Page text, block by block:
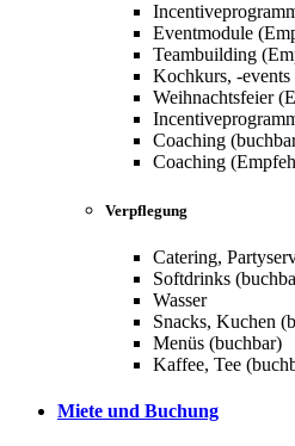
Eventmodule
Teambuilding
Kochkurs, -
Weihnachtsfeier
Coaching
Coaching
Verpflegung
Catering,
Softdrinks
Wasser
Snacks, Kuchen
Menüs (buchbar)
Kaffee, Tee
Miete und Buchung